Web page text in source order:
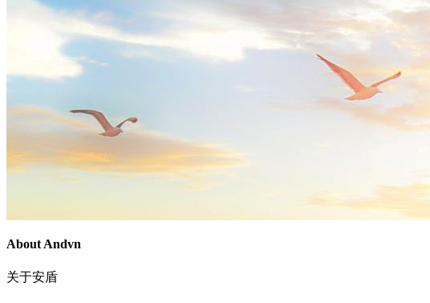
About Andvn
关于安盾